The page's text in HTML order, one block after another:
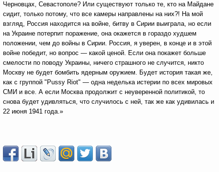
Черновцах, Севастополе? Или существуют только те, кто на Майдане
сидит, только потому, что все камеры направлены на них?! На мой
взгляд, Россия находится на войне, битву в Сирии выиграла, но если
на Украине потерпит поражение, она окажется в гораздо худшем
положении, чем до войны в Сирии. Россия, я уверен, в конце и в этой
войне победит, но вопрос — какой ценой. Если она покажет больше
смелости по поводу Украины, ничего страшного не случится, никто
Москву не будет бомбить ядерным оружием. Будет история такая же,
как с группой "Pussy Riot" — одна неделька истерии по всех мировых
СМИ и все. А если Москва продолжит с неуверенной политикой, то
снова будет удивляться, что случилось с ней, так же как удивилась и
22 июня 1941 года.»